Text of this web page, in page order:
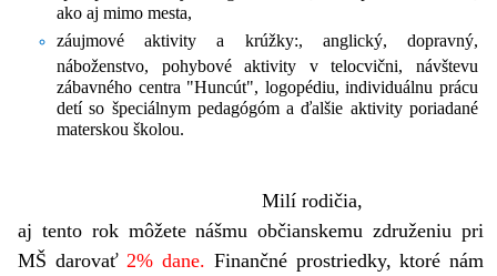
ako aj mimo mesta,
záujmové aktivity a krúžky:, anglický, dopravný,
náboženstvo, pohybové aktivity v telocvični, návštevu
zábavného centra "Huncút", logopédiu, individuálnu prácu
detí so špeciálnym pedagógóm a ďalšie aktivity poriadané
materskou školou.
Milí rodičia,
aj tento rok môžete nášmu občianskemu združeniu pri
MŠ darovať2% dane. Finančné prostriedky, ktoré nám